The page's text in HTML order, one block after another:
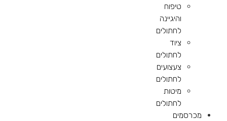
טיפוח
והיגיינה
לחתולים
ציוד
לחתולים
צעצועים
לחתולים
מיטות
לחתולים
מכרסמים